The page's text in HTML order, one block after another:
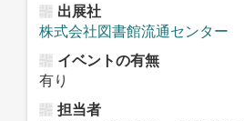
出展社
株式会社図書館流通センター
イベントの有無
有り
担当者